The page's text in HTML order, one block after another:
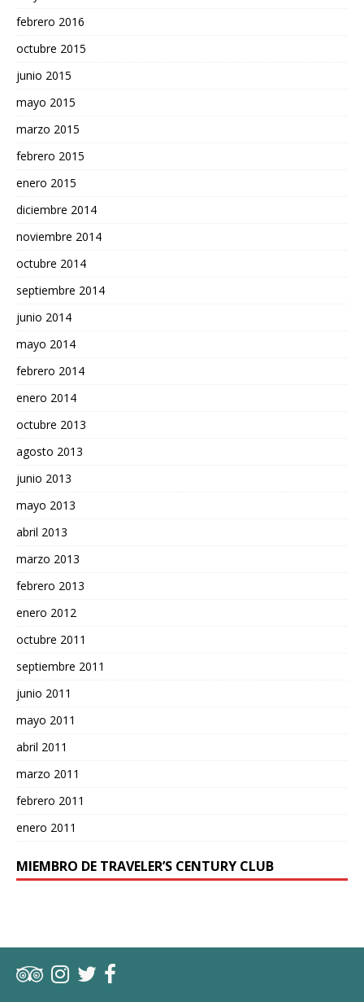
febrero 2016
octubre 2015
junio 2015
mayo 2015
marzo 2015
febrero 2015
enero 2015
diciembre 2014
noviembre 2014
octubre 2014
septiembre 2014
junio 2014
mayo 2014
febrero 2014
enero 2014
octubre 2013
agosto 2013
junio 2013
mayo 2013
abril 2013
marzo 2013
febrero 2013
enero 2012
octubre 2011
septiembre 2011
junio 2011
mayo 2011
abril 2011
marzo 2011
febrero 2011
enero 2011
MIEMBRO DE TRAVELER’S CENTURY CLUB